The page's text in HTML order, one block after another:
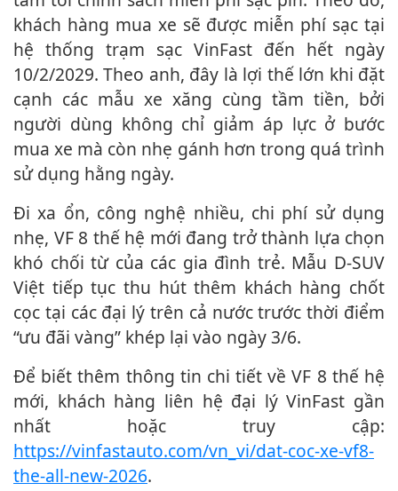
khách hàng mua xe sẽ được miễn phí sạc tại
hệ thống trạm sạc VinFast đến hết ngày
10/2/2029. Theo anh, đây là lợi thế lớn khi đặt
cạnh các mẫu xe xăng cùng tầm tiền, bởi
người dùng không chỉ giảm áp lực ở bước
mua xe mà còn nhẹ gánh hơn trong quá trình
sử dụng hằng ngày.
Đi xa ổn, công nghệ nhiều, chi phí sử dụng
nhẹ, VF 8 thế hệ mới đang trở thành lựa chọn
khó chối từ của các gia đình trẻ. Mẫu D-SUV
Việt tiếp tục thu hút thêm khách hàng chốt
cọc tại các đại lý trên cả nước trước thời điểm
“ưu đãi vàng” khép lại vào ngày 3/6.
Để biết thêm thông tin chi tiết về VF 8 thế hệ
mới, khách hàng liên hệ đại lý VinFast gần
nhất hoặc truy cập:
https://vinfastauto.com/vn_vi/dat-coc-xe-vf8-
the-all-new-2026.